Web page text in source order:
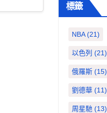
標籤
NBA(21)
以色列 (21)
俄羅斯 (15)
劉德華 (11)
周星馳 (13)